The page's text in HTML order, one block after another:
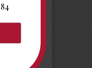
tarifs